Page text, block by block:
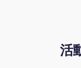
活